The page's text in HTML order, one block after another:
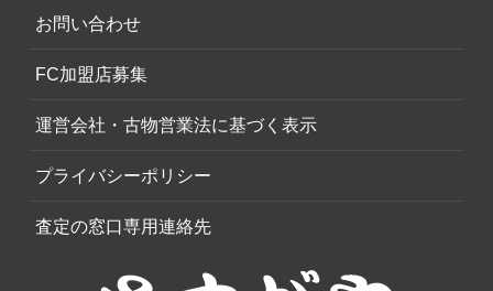
お問い合わせ
FC加盟店募集
運営会社・古物営業法に基づく表示
プライバシーポリシー
査定の窓口専用連絡先